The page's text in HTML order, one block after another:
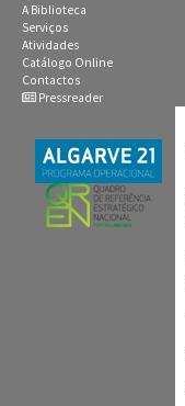
A Biblioteca
Serviços
Atividades
Catálogo Online
Contactos
Pressreader